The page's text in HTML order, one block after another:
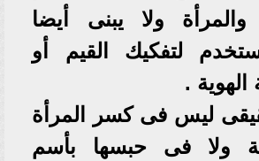
ولا يبنى أيضا
لتفكيك القيم أو
الهوية .
ليس فى كسر المرأة
ولا فى حبسها بأسم